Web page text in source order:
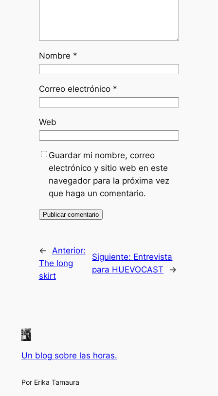
Nombre *
Correo electrónico *
Web
Guardar mi nombre, correo
electrónico y sitio web en este
navegador para la próxima vez
que haga un comentario.
←
Anterior:
The long
skirt
Siguiente: Entrevista
para HUEVOCAST
→
Un blog sobre las horas.
Por Erika Tamaura